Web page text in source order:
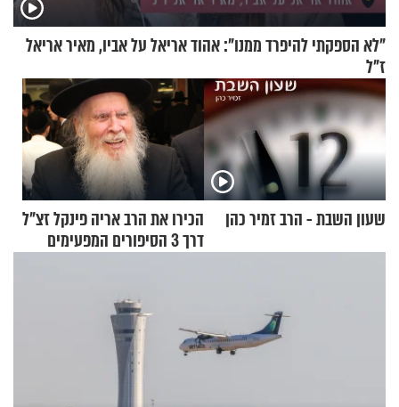
"לא הספקתי להיפרד ממנו": אהוד אריאל על אביו, מאיר אריאל
ז"ל
שעון השבת - הרב זמיר כהן
הכירו את הרב אריה פינקל זצ"ל
דרך 3 הסיפורים המפעימים